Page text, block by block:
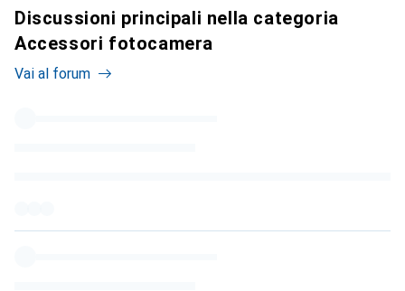
Discussioni principali nella categoria
Accessori fotocamera
Vai al forum